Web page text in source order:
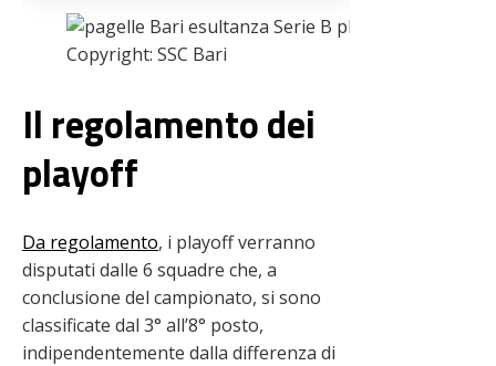
Copyright: SSC Bari
Il regolamento dei
playoff
Da regolamento, i playoff verranno
disputati dalle 6 squadre che, a
conclusione del campionato, si sono
classificate dal 3° all’8° posto,
indipendentemente dalla differenza di